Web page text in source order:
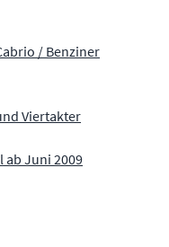
/ Benziner
Viertakter
ab Juni 2009